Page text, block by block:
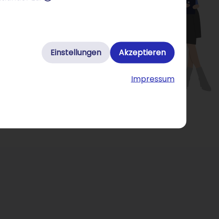
Einstellungen Akzeptieren
Impressum